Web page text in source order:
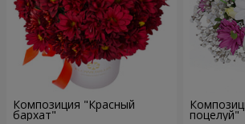
Композиция "Красный
бархат"
поцелуй"